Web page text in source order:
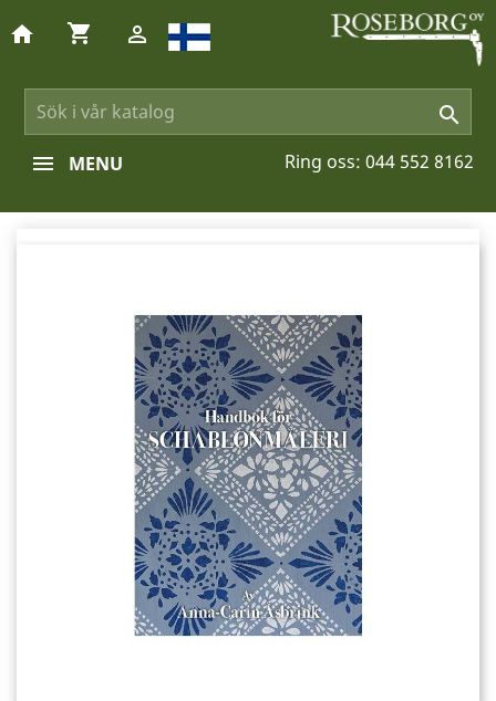

home shopping_cart 
Ring oss: 044 552 8162
MENU